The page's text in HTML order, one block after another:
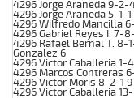
4296 Jorge Araneda 9-2-
4296 Jorge Araneda 5-1-1
4296 Wilfredo Mancilla 6-
4296 Gabriel Reyes I. 7-
4296 Rafael Bernal T. 8-
Gonzalez 6
4296 Victor Caballeria 1-
4296 Marcos Contreras
4296 Victor Moris 8-2-1 9
4296 Victor Caballeria